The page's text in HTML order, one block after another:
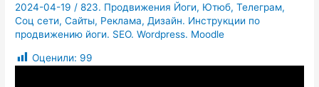
2024-04-19 /823. Продвижения Йоги, Ютюб, Телеграм,
Соц сети, Сайты, Реклама, Дизайн. Инструкции по
продвижению йоги. SEO. Wordpress. Moodle
Оценили: 99